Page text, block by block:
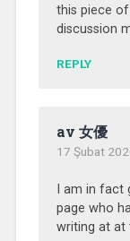
this piece
discussion
REPLY
av 女優
17 Şubat
I am in
page who
writing at at